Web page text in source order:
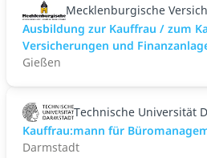
Mecklenburgische
Ausbildung zur Kauffrau / zum
Versicherungen und
Gießen
Technische Universität
Kauffrau:mann für
Darmstadt